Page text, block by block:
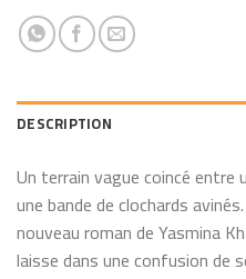
DESCRIPTION
Un terrain vague coincé entre
une bande de clochards
nouveau roman de Yasmina
laisse dans une confusion de